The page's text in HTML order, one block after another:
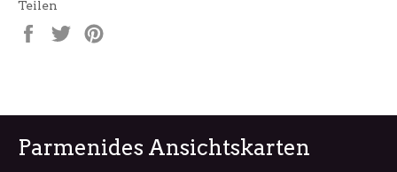
Teilen
Auf
Facebook
Auf
Twitter
Parmenides Ansichtskarten